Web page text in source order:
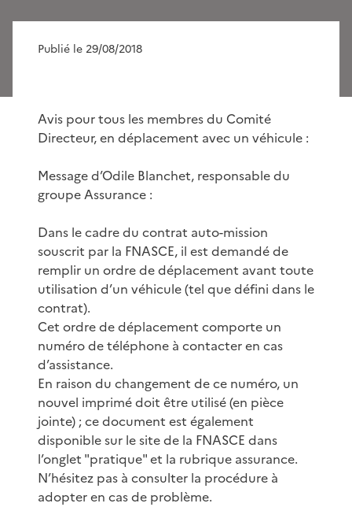
Publié le 29/08/2018
Avis pour tous les membres du Comité
Directeur, en déplacement avec un véhicule :
Message d’Odile Blanchet, responsable du
groupe Assurance :
Dans le cadre du contrat auto-mission
souscrit par la FNASCE, il est demandé de
remplir un ordre de déplacement avant toute
utilisation d’un véhicule (tel que défini dans le
contrat).
Cet ordre de déplacement comporte un
numéro de téléphone à contacter en cas
d’assistance.
En raison du changement de ce numéro, un
nouvel imprimé doit être utilisé (en pièce
jointe) ; ce document est également
disponible sur le site de la FNASCE dans
l’onglet "pratique" et la rubrique assurance.
N’hésitez pas à consulter la procédure à
adopter en cas de problème.